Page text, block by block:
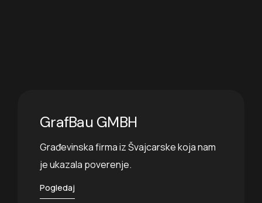
GrafBau GMBH
Građevinska firma iz Švajcarske koja nam
je ukazala poverenje.
Pogledaj